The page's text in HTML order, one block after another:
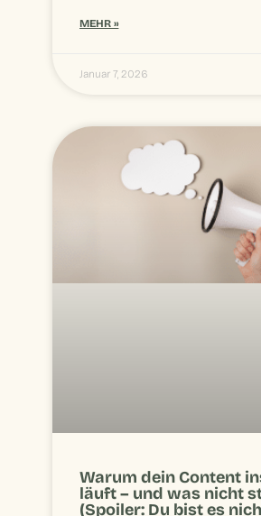
MEHR »
Januar 7, 2026
Warum dein Content
läuft – und was nicht
(Spoiler: Du bist es